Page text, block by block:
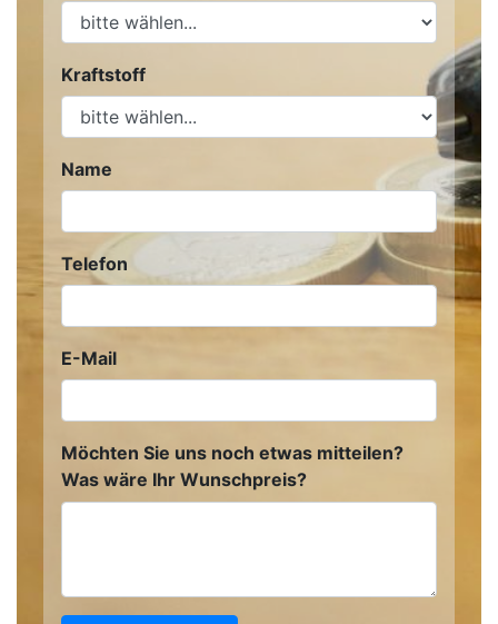
Kraftstoff
Name
Telefon
E-Mail
Möchten Sie uns noch etwas mitteilen?
Was wäre Ihr Wunschpreis?